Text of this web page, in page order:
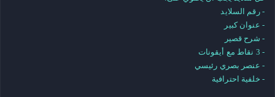
- رقم السلايد